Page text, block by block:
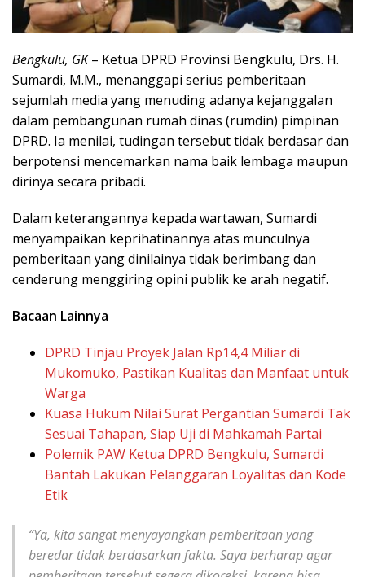
Bengkulu, GK– Ketua DPRD Provinsi Bengkulu, Drs. H.
Sumardi, M.M., menanggapi serius pemberitaan
sejumlah media yang menuding adanya kejanggalan
dalam pembangunan rumah dinas (rumdin) pimpinan
DPRD. Ia menilai, tudingan tersebut tidak berdasar dan
berpotensi mencemarkan nama baik lembaga maupun
dirinya secara pribadi.
Dalam keterangannya kepada wartawan, Sumardi
menyampaikan keprihatinannya atas munculnya
pemberitaan yang dinilainya tidak berimbang dan
cenderung menggiring opini publik ke arah negatif.
Bacaan Lainnya
DPRD Tinjau Proyek Jalan Rp14,4 Miliar di
Mukomuko, Pastikan Kualitas dan Manfaat untuk
Warga
Kuasa Hukum Nilai Surat Pergantian Sumardi Tak
Sesuai Tahapan, Siap Uji di Mahkamah Partai
Polemik PAW Ketua DPRD Bengkulu, Sumardi
Bantah Lakukan Pelanggaran Loyalitas dan Kode
Etik
“Ya, kita sangat menyayangkan pemberitaan yang
beredar tidak berdasarkan fakta. Saya berharap agar